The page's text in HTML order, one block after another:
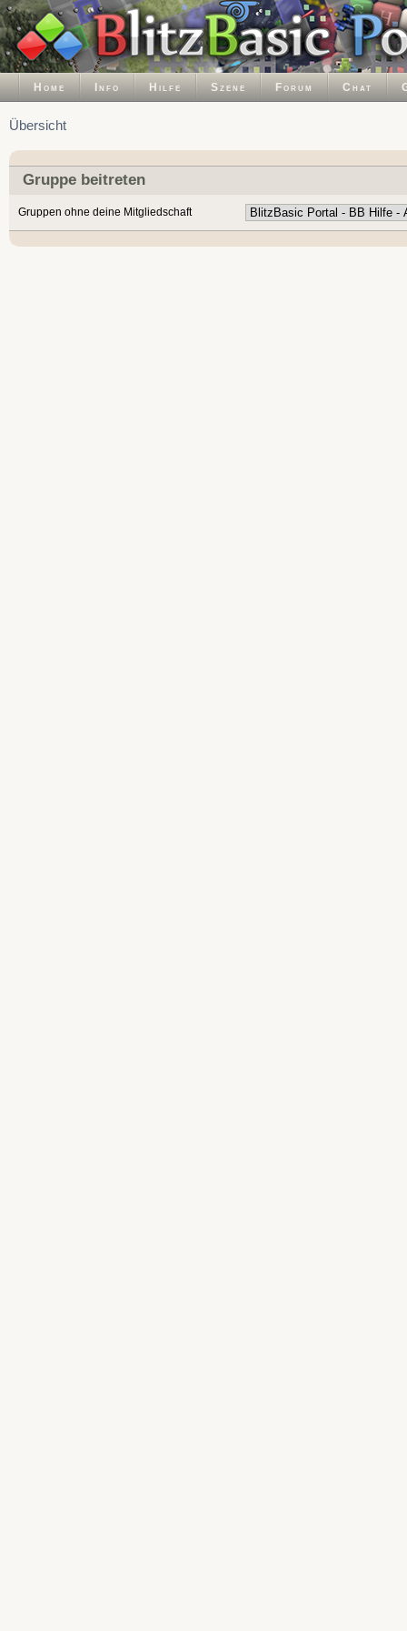
Home Info Hilfe Szene Forum Chat
Übersicht
Gruppe beitreten
Gruppen ohne deine Mitgliedschaft